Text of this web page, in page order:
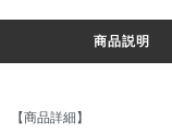
商品説明
【商品詳細】